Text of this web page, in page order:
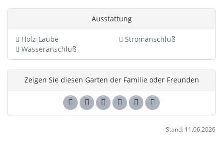
Ausstattung
Holz-Laube
Stromanschluß
Wasseranschluß
Zeigen Sie diesen Garten der Familie oder Freunden
Stand: 11.06.2026